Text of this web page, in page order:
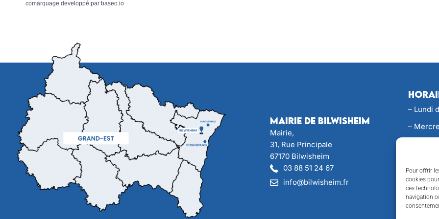
Pour offrir
cookies
ces
navigation
comarquage developpé par baseo.io
Mairie de Bilwisheim
Mairie,
31, Rue Principale
67170 Bilwisheim
03 88 51 24 67
info@bilwisheim.fr
– Lundi
–
Samedi
vous